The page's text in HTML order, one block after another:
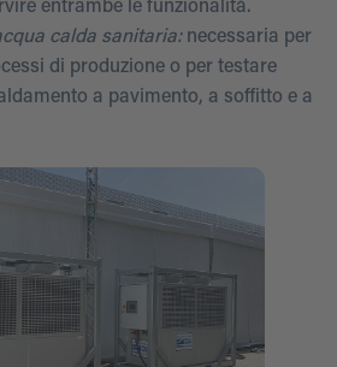
entrambe le funzionalità.
calda sanitaria:necessaria per
di produzione o per testare
a pavimento, a soffitto e a